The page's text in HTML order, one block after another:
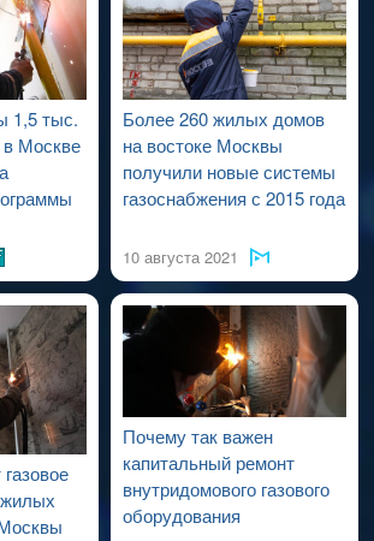
по капитальному ремонту ВДСГ).
1,5 тыс.
Москве
Более 260 жилых домов
на востоке Москвы
получили новые системы
газоснабжения с 2015 года
10 августа 2021
Почему так важен
капитальный ремонт
внутридомового газового
оборудования